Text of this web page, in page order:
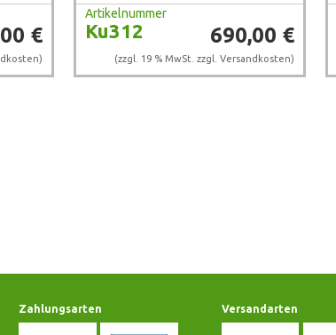
€
)
Artikelnummer
Ku312 690,00 €
(zzgl. 19 % MwSt. zzgl.Versandkosten)
Zahlungsarten Versandarten